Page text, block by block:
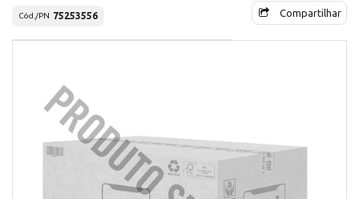
Cód./PN 75253556 Compartilhar